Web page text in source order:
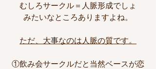
むしろサークル＝人脈形成でしょ
みたいなところありますよね。
ただ、大事なのは人脈の質です。
①飲み会サークルだと当然ベースが恋